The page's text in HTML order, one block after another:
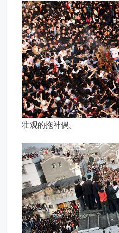
壮观的拖神偶。